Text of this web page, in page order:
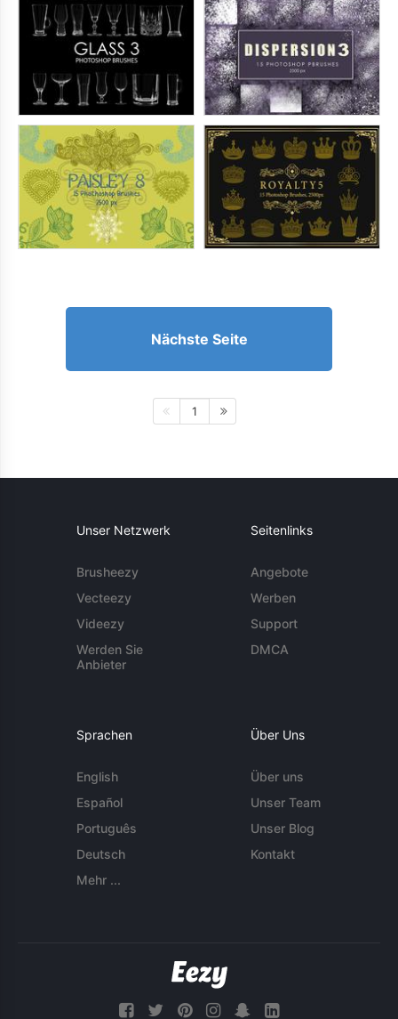
Nächste Seite
1
Unser Netzwerk
Brusheezy
Vecteezy
Videezy
Werden Sie
Anbieter
Seitenlinks
Angebote
Werben
Support
DMCA
Sprachen
English
Español
Português
Deutsch
Mehr ...
Über Uns
Über uns
Unser Team
Unser Blog
Kontakt